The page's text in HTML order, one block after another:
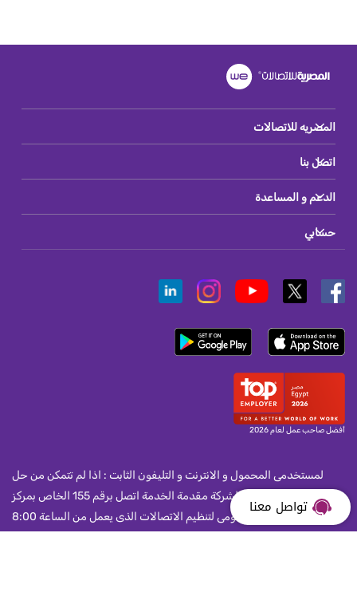
المصريه للاتصالات
اتصل بنا
الدعم و المساعدة
حسابي
أفضل صاحب عمل لعام 2026
لمستخدمى المحمول و الانترنت و التليفون الثابت : اذا لم تتمكن من حل
مشكلة واجهتك مع الشركة مقدمة الخدمة اتصل برقم 155 الخاص بمركز
خدمة العملاء بالجهاز القومى لتنظيم الاتصالات الذى يعمل من الساعة 8:00
تواصل معنا